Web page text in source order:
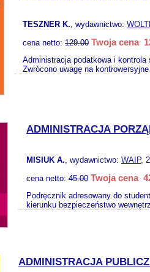
TESZNER K., wydawnictwo:
cena netto: 129.00 Twoja cena
Administracja podatkowa i
Zwrócono uwagę na
ADMINISTRACJA
MISIUK A., wydawnictwo: WAIP,
cena netto: 45.00 Twoja cena
Podręcznik adresowany do
kierunku bezpieczeństwo
ADMINISTRACJA